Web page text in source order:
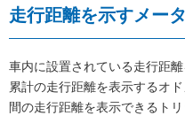
走行距離を示すメー
車内に設置されている走行距
累計の走行距離を表示するオ
間の走行距離を表示できるトリ